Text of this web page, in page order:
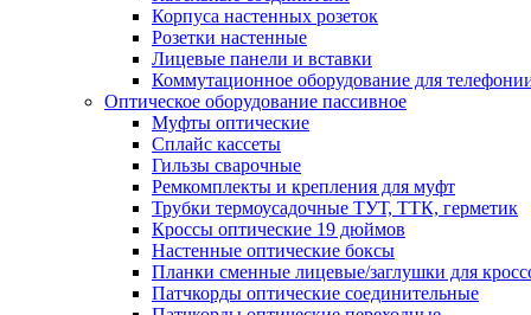
Корпуса настенных розеток
Розетки настенные
Лицевые панели и вставки
Коммутационное оборудование для
Оптическое оборудование пассивное
Муфты оптические
Сплайс кассеты
Гильзы сварочные
Ремкомплекты и крепления для муфт
Трубки термоусадочные ТУТ, ТТК, герметик
Кроссы оптические 19 дюймов
Настенные оптические боксы
Планки сменные лицевые/заглушки для
Патчкорды оптические соединительные